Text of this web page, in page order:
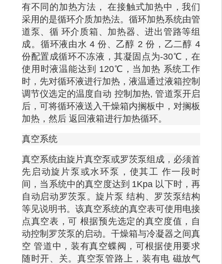
有不同的加热方法，
在接触式加热中，我们
采用的是循环介质加热法。循环加热系统由管
道泵、循 环介质箱、加热器、进出管路等组
成。循环液由水 4 份、乙醇 2 份，乙二醇 4
份配置成循环不冻液，其凝固点为-30℃，在
使用时液温能达到 120℃，当加热 系统工作
时，先对循环液进行加热，液温通过液箱控制
调节仪选定的温度自动 控制加热, 管道泵开启
后，可将循环液送入干燥箱内搁板中，对搁板
加热，然后 返回液箱进行加热循环。
真空系统
真空系统由旋片真空泵或罗茨泵组成，必须首
先启动旋片泵或水环泵，使其工 作一段时
间，当系统中的真空度达到 1Kpa 以下时，再
自动启动罗茨泵。旋片泵 结构、罗茨泵结构
等见说明书。该真空系统的真空表可使用电接
点真空表，可 根据预先选定的真空度值，自
动控制罗茨泵的启动。干燥箱与冷凝器之间真
空 管道中，装有真空蝶阀，可根据使用要求
随时开、关。真空泵管路上，装有电 磁放气